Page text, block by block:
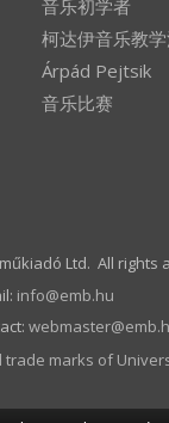
音乐初学者
柯达伊音乐教
Árpád Pejtsik
音乐比赛
Ltd. All rights
info­@­emb.hu
marks of